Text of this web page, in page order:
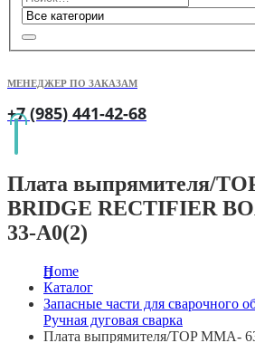
МЕНЕДЖЕР ПО ЗАКАЗАМ
+7 (985) 441-42-68
Плата выпрямителя/
BRIDGE RECTIFIER
33-A0(2)
Home
Каталог
Запасные части для сварочного
Ручная дуговая сварка
Плата выпрямителя/TOP MMA-